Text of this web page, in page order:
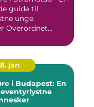
guide til
unge
jan
i Budapest: En